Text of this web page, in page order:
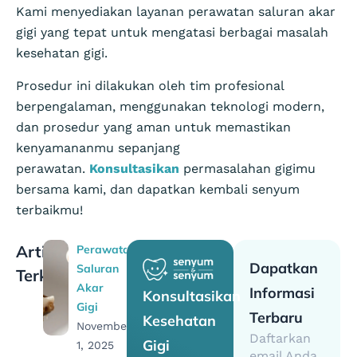
Kami menyediakan layanan perawatan saluran akar
gigi yang tepat untuk mengatasi berbagai masalah
kesehatan gigi.
Prosedur ini dilakukan oleh tim profesional
berpengalaman, menggunakan teknologi modern,
dan prosedur yang aman untuk memastikan
kenyamananmu sepanjang
perawatan. Konsultasikan permasalahan gigimu
bersama kami, dan dapatkan kembali senyum
terbaikmu!
Artikel
Terkait
Perawatan
Saluran
Akar
Gigi
November
1, 2025
Dapatkan
Informasi
Terbaru
Daftarkan
Konsultasikan
Kesehatan
Gigi